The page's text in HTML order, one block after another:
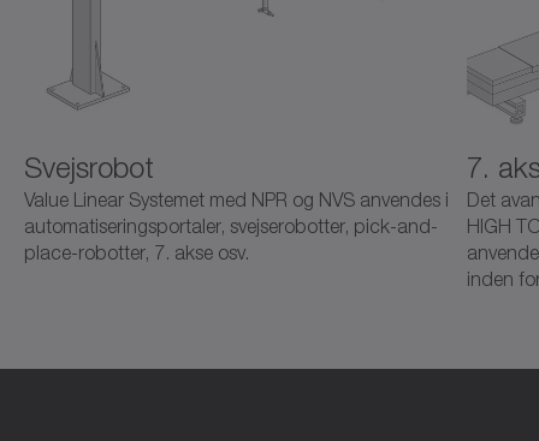
Svejsrobot
Value Linear Systemet med NPR og NVS anvendes i
automatiseringsportaler, svejserobotter, pick-and-
place-robotter, 7. akse osv.
7.
Det
HIGH
inden